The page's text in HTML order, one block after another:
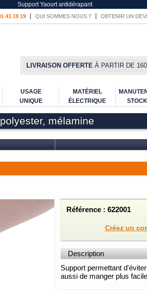
Support Yaourt antidérapant
43 19 19 QUI SOMMES NOUS ? OBTENIR UN
LIVRAISON OFFERTE À PARTIR DE
USAGE
UNIQUE
MATÉRIEL
ÉLECTRIQUE
mélamine
Référence : 622001
Créez un
Description
Support permettant
aussi de manger plus